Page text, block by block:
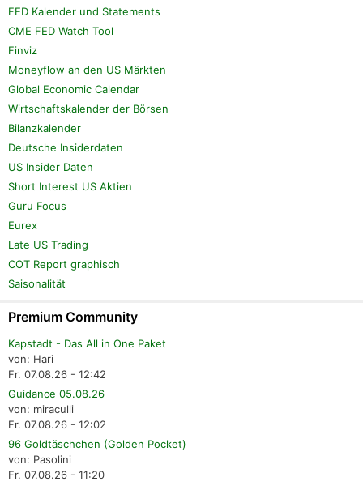
FED Kalender und Statements
CME FED Watch Tool
Finviz
Moneyflow an den US Märkten
Global Economic Calendar
Wirtschaftskalender der Börsen
Bilanzkalender
Deutsche Insiderdaten
US Insider Daten
Short Interest US Aktien
Guru Focus
Eurex
Late US Trading
COT Report graphisch
Saisonalität
Premium Community
Kapstadt - Das All in One Paket
von: Hari
Fr. 07.08.26 - 12:42
Guidance 05.08.26
von: miraculli
Fr. 07.08.26 - 12:02
96 Goldtäschchen (Golden Pocket)
von: Pasolini
Fr. 07.08.26 - 11:20